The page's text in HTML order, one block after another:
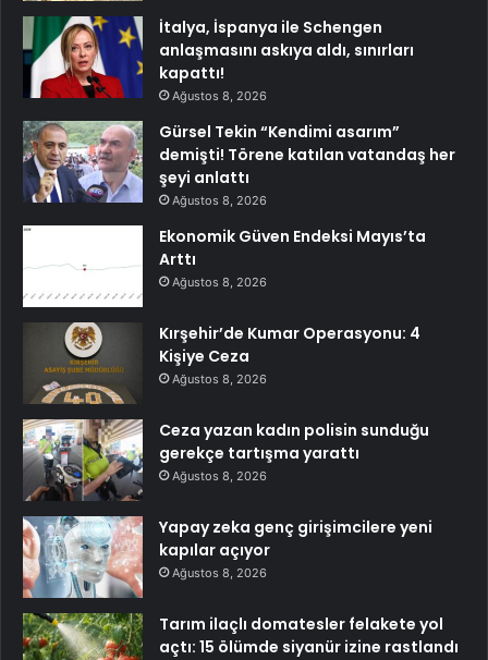
İtalya, İspanya ile Schengen
anlaşmasını askıya aldı, sınırları
kapattı!
Ağustos 8, 2026
Gürsel Tekin “Kendimi asarım”
demişti! Törene katılan vatandaş her
şeyi anlattı
Ağustos 8, 2026
Ekonomik Güven Endeksi Mayıs’ta
Arttı
Ağustos 8, 2026
Kırşehir’de Kumar Operasyonu: 4
Kişiye Ceza
Ağustos 8, 2026
Ceza yazan kadın polisin sunduğu
gerekçe tartışma yarattı
Ağustos 8, 2026
Yapay zeka genç girişimcilere yeni
kapılar açıyor
Ağustos 8, 2026
Tarım ilaçlı domatesler felakete yol
açtı: 15 ölümde siyanür izine rastlandı